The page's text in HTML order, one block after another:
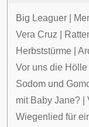
Big Leaguer
Vera Cruz
Herbststürme
Vor uns die Hölle
Sodom und
mit Baby Jane?
Wiegenlied für